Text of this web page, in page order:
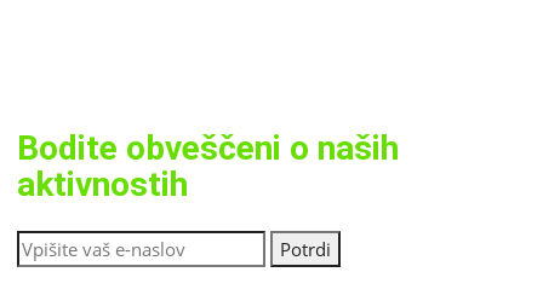
Bodite obveščeni o naših
aktivnostih